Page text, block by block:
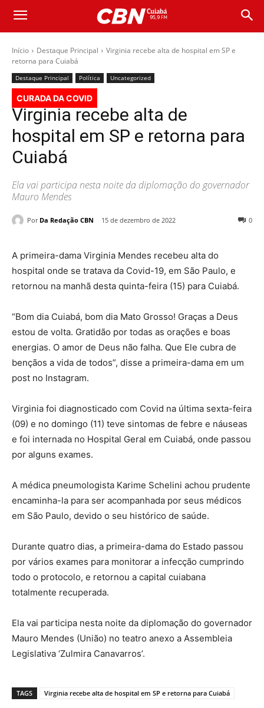
Início Destaque Principal
Virginia recebe alta de hospital em SP e
retorna para Cuiabá
Destaque Principal Política Uncategorized
CURADA DA COVID
Virginia recebe alta de
hospital em SP e retorna para
Cuiabá
Ela vai participa nesta noite da diplomação do governador
Mauro Mendes
Por Da Redação CBN 15 de dezembro de 2022 0
A primeira-dama Virginia Mendes recebeu alta do
hospital onde se tratava da Covid-19, em São Paulo, e
retornou na manhã desta quinta-feira (15) para Cuiabá.
“Bom dia Cuiabá, bom dia Mato Grosso! Graças a Deus
estou de volta. Gratidão por todas as orações e boas
energias. O amor de Deus não falha. Que Ele cubra de
bençãos a vida de todos”, disse a primeira-dama em um
post no Instagram.
Virginia foi diagnosticado com Covid na última sexta-feira
(09) e no domingo (11) teve sintomas de febre e náuseas
e foi internada no Hospital Geral em Cuiabá, onde passou
por alguns exames.
A médica pneumologista Karime Schelini achou prudente
encaminha-la para ser acompanhada por seus médicos
em São Paulo, devido o seu histórico de saúde.
Durante quatro dias, a primeira-dama do Estado passou
por vários exames para monitorar a infecção cumprindo
todo o protocolo, e retornou a capital cuiabana
totalmente recuperada.
Ela vai participa nesta noite da diplomação do governador
Mauro Mendes (União) no teatro anexo a Assembleia
Legislativa ‘Zulmira Canavarros’.
TAGS Virginia recebe alta de hospital em SP e retorna para Cuiabá